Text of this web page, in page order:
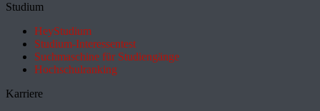
Studium
HeyStudium
Studium-Interessentest
Suchmaschine für Studiengänge
Hochschulranking
Karriere